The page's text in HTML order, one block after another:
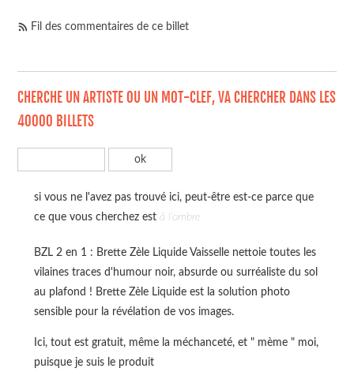
Fil des commentaires de ce billet
CHERCHE UN ARTISTE OU UN MOT-CLEF, VA CHERCHER DANS LES
40000 BILLETS
si vous ne l'avez pas trouvé ici, peut-être est-ce parce que
ce que vous cherchez est à l'ombre
BZL 2 en 1 : Brette Zèle Liquide Vaisselle nettoie toutes les
vilaines traces d'humour noir, absurde ou surréaliste du sol
au plafond ! Brette Zèle Liquide est la solution photo
sensible pour la révélation de vos images.
Ici, tout est gratuit, même la méchanceté, et " mème " moi,
puisque je suis le produit